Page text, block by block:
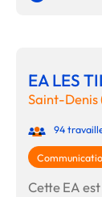
EA LES
Saint-Denis
94
Cette EA